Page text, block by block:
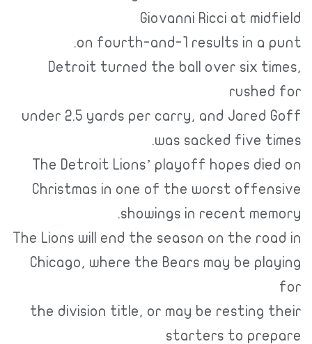
Giovanni Ricci at
on fourth-and-1 results in a
Detroit turned the ball over six
under 2.5 yards per carry, and Jared
was sacked five
The Detroit Lions’ playoff hopes
Christmas in one of the worst
showings in recent
The Lions will end the season on the
Chicago, where the Bears may be
the division title, or may be resting
starters to